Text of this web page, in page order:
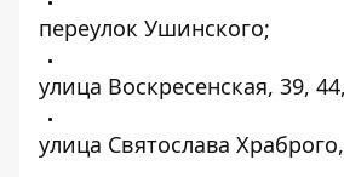
переулок Ушинского;
улица Воскресенская, 39,
улица Святослава